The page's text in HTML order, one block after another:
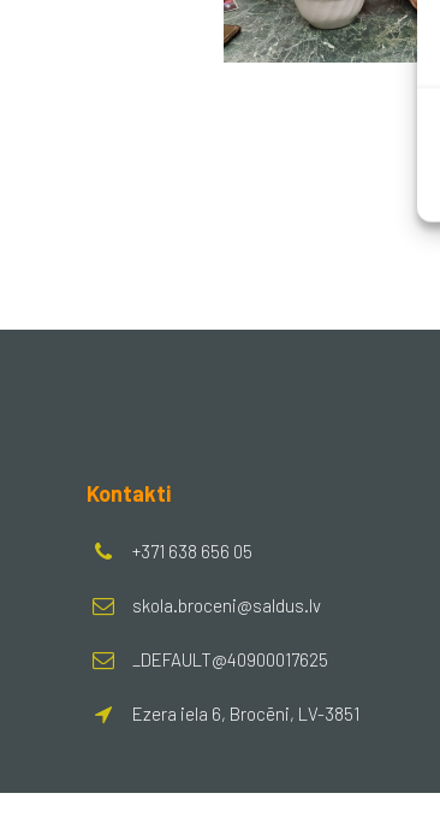
Kontakti
+371 638 656 05
skola.broceni@saldus.lv
_DEFAULT@40900017625
Ezera iela 6, Brocēni, LV-3851